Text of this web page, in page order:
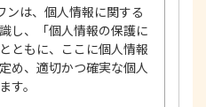
ンは、個人情報に関する
し、「個人情報の保護に
ともに、ここに個人情報
め、適切かつ確実な個人
す。